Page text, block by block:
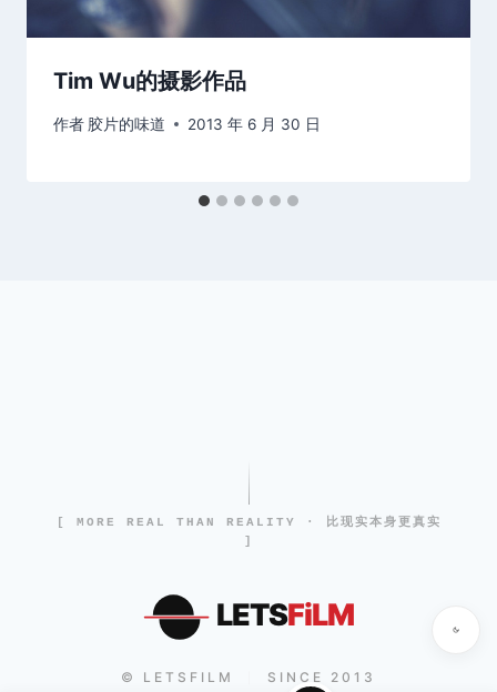
Tim Wu的摄影作品
作者 胶片的味道 2013 年 6 月 30 日
[ MORE REAL THAN REALITY · 比现实本身更真实
]
LETSFiLM
© LETSFILM SINCE 2013